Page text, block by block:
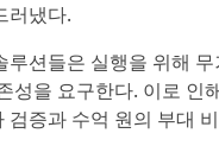
러냈다.
루션들은 실행을 위해
성을 요구한다. 이로
증과 수억 원의 부대